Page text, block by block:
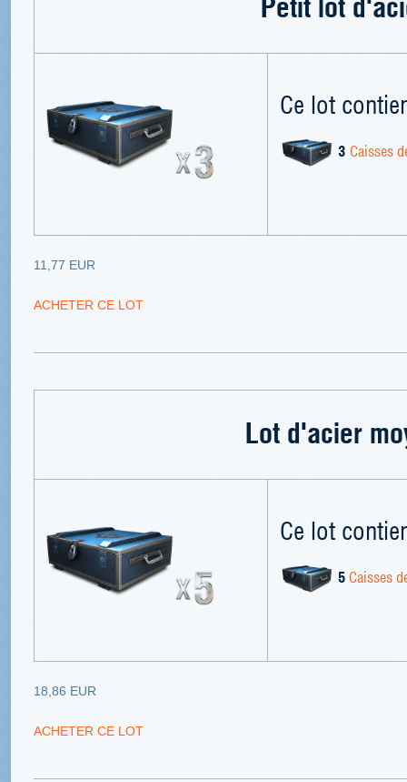
Ce lot
3 Caisses
11,77 EUR
ACHETER CE LOT
Lot d'acier
Ce lot
5 Caisses
18,86 EUR
ACHETER CE LOT